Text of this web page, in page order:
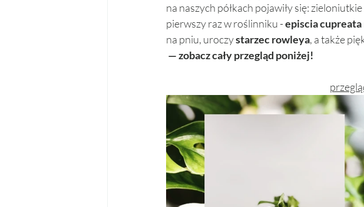
na naszych półkach pojawiły się:
pierwszy raz w roślinniku - episcia
na pniu, uroczy starzec rowleya, a także
— zobacz cały przegląd poniżej!